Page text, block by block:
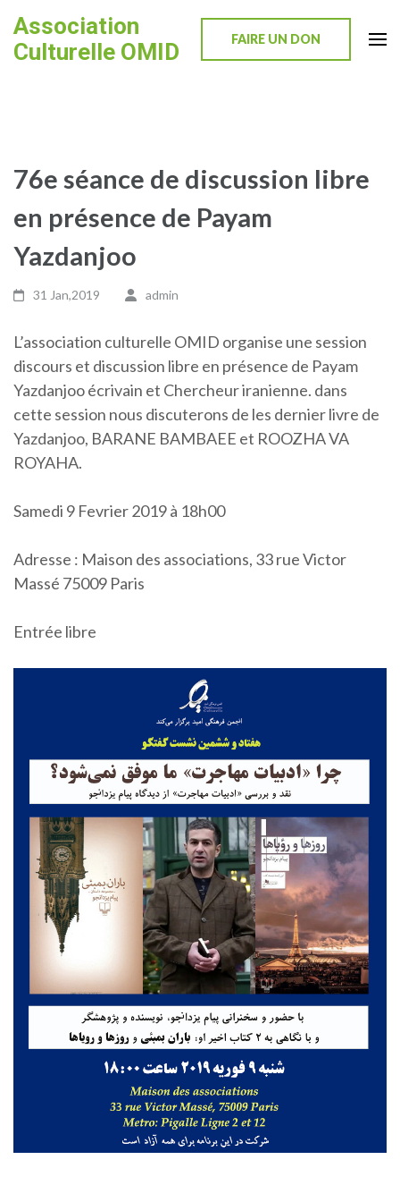
to
content
Association
Culturelle OMID
FAIRE UN DON
76e séance de discussion libre
en présence de Payam
Yazdanjoo
31 Jan,2019 admin
L’association culturelle OMID organise une session
discours et discussion libre en présence de Payam
Yazdanjoo écrivain et Chercheur iranienne. dans
cette session nous discuterons de les dernier livre de
Yazdanjoo, BARANE BAMBAEE et ROOZHA VA
ROYAHA.
Samedi 9 Fevrier 2019 à 18h00
Adresse : Maison des associations, 33 rue Victor
Massé 75009 Paris
Entrée libre